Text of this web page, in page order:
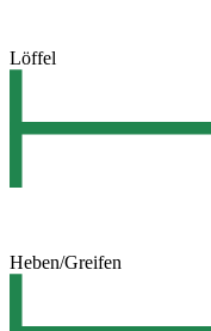
Löffel
Heben/Greifen